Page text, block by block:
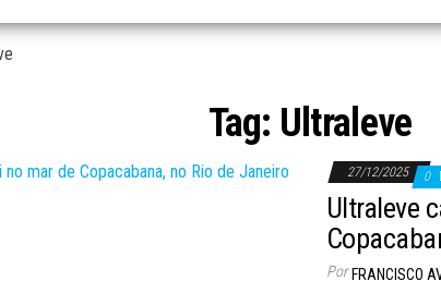
Tag: Ultraleve
27/12/2025 0
Ultraleve
Por FRANCISCO